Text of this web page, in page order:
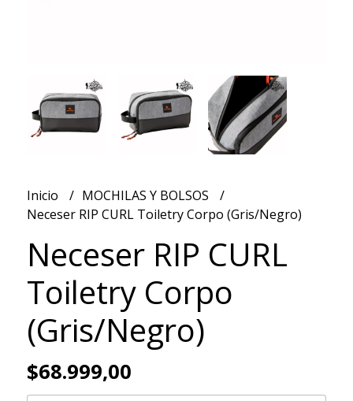
Inicio
MOCHILAS Y BOLSOS
Neceser RIP CURL Toiletry Corpo (Gris/Negro)
Neceser RIP CURL
Toiletry Corpo
(Gris/Negro)
$68.999,00